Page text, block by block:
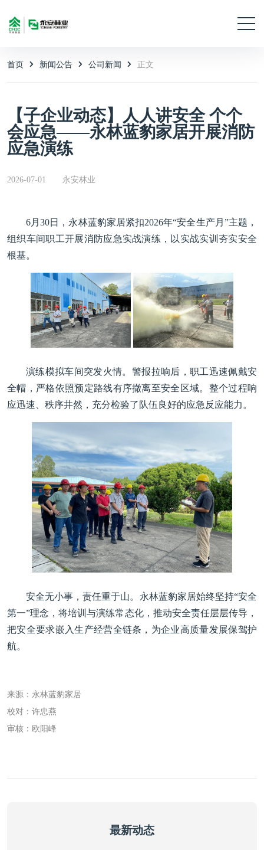
首页 新闻公告 公司新闻 正文
【子企业动态】人人讲安全 个个
会应急——永林蓝豹家居开展消防
应急演练
2026-07-01 永安林业
6月30日，永林蓝豹家居紧扣2026年“安全生产月”主题，
组织车间职工开展消防应急实战演练，以实战实训夯实安全
根基。
演练模拟车间突发火情。警报拉响后，职工迅速佩戴安
全帽，严格依照预定路线有序撤离至安全区域。整个过程响
应迅速、秩序井然，充分检验了队伍良好的应急反应能力。
安全无小事，责任重于山。永林蓝豹家居始终坚持“安全
第一”理念，将培训与演练常态化，推动安全责任层层传导，
把安全要求嵌入生产经营全链条，为企业高质量发展保驾护
航。
来源：永林蓝豹家居
校对：许忠燕
审核：欧阳峰
最新动态